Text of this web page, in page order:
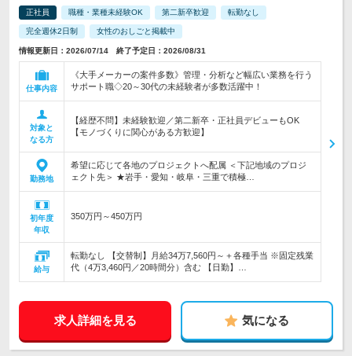
正社員 職種・業種未経験OK 第二新卒歓迎 転勤なし
完全週休2日制 女性のおしごと掲載中
情報更新日：2026/07/14 終了予定日：2026/08/31
仕事内容
《大手メーカーの案件多数》管理・分析など幅広い業務を行う
サポート職◇20～30代の未経験者が多数活躍中！
対象と
なる方
【経歴不問】未経験歓迎／第二新卒・正社員デビューもOK
【モノづくりに関心がある方歓迎】
勤務地
希望に応じて各地のプロジェクトへ配属 ＜下記地域のプロジ
ェクト先＞ ★岩手・愛知・岐阜・三重で積極…
初年度
年収
350万円～450万円
給与
転勤なし 【交替制】月給34万7,560円～＋各種手当 ※固定残業
代（4万3,460円／20時間分）含む 【日勤】…
求人詳細を見る 気になる